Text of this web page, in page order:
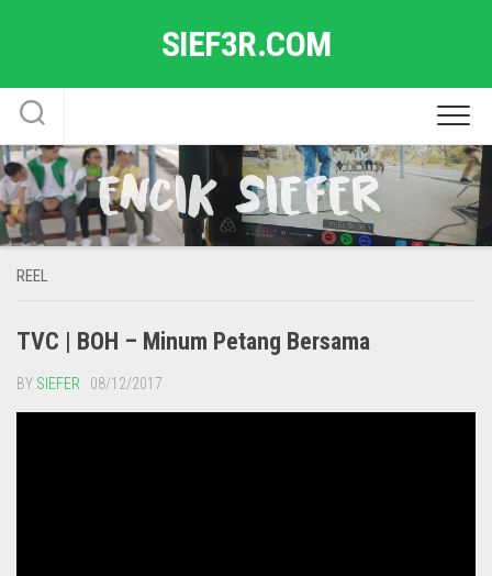
SIEF3R.COM
REEL
TVC | BOH – Minum Petang Bersama
BY SIEFER · 08/12/2017